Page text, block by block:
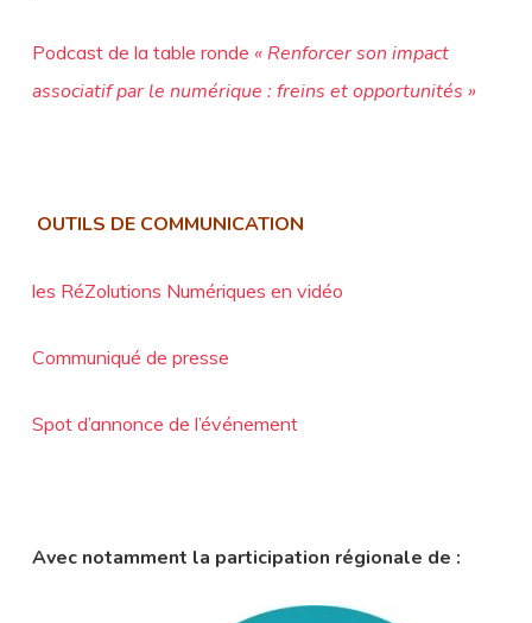
Podcast de la table ronde « Renforcer son impact
associatif par le numérique : freins et opportunités »
OUTILS DE COMMUNICATION
les RéZolutions Numériques en vidéo
Communiqué de presse
Spot d’annonce de l’événement
Avec notamment la participation régionale de :